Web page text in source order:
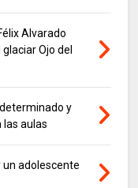
Alvarado
Ojo del
y
las aulas
un adolescente